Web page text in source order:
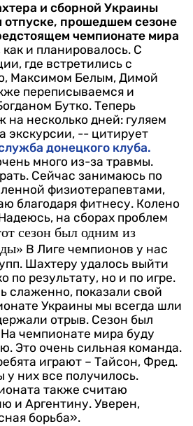
и сборной Украины
отпуске, прошедшем сезоне
чемпионате мира
и планировалось. С
где встретились с
Максимом Белым, Димой
переписываемся и
Бутко. Теперь
на несколько дней: гуляем
экскурсии, -- цитирует
донецкого клуба.
много из-за травмы.
Сейчас занимаюсь по
физиотерапевтами,
благодаря фитнесу. Колено
на сборах проблем
сезон был одним из
В Лиге чемпионов у нас
Шахтеру удалось выйти
по результату, но и по игре.
слаженно, показали свой
Украины мы всегда шли
отрыв. Сезон был
На чемпионате мира буду
Это очень сильная команда.
играют – Тайсон, Фред.
у них все получилось.
также считаю
и Аргентину. Уверен,
борьба».